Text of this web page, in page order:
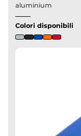
aluminium
Colori disponibili